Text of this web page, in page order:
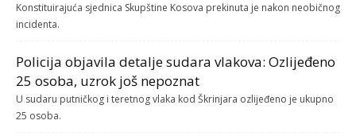
Konstituirajuća sjednica Skupštine Kosova prekinuta je nakon neobičnog
incidenta.
Policija objavila detalje sudara vlakova: Ozlijeđeno
25 osoba, uzrok još nepoznat
U sudaru putničkog i teretnog vlaka kod Škrinjara ozlijeđeno je ukupno
25 osoba.